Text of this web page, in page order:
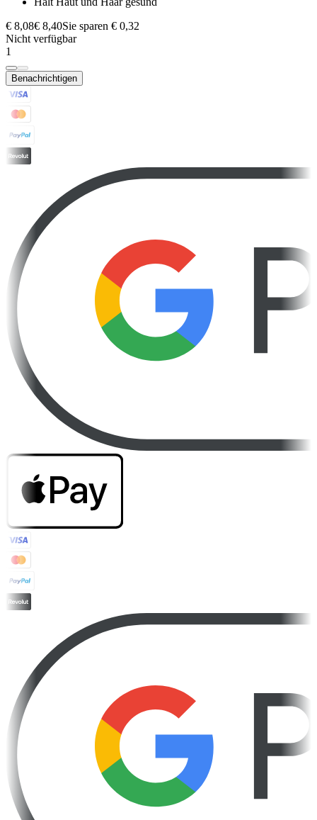
€ 8,08€ 8,40Sie sparen € 0,32
Nicht verfügbar
1
Benachrichtigen